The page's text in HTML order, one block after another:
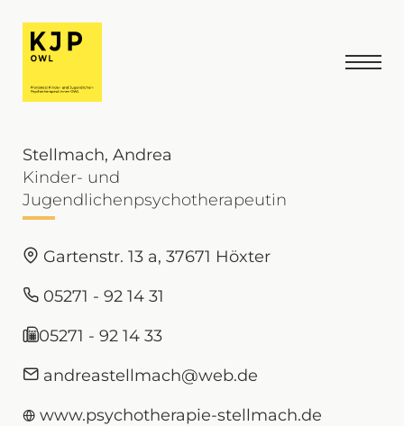
Stellmach, Andrea
Kinder- und
Jugendlichenpsychotherapeutin
Gartenstr. 13 a, 37671 Höxter
05271 - 92 14 31
05271 - 92 14 33
andreastellmach@web.de
www.psychotherapie-stellmach.de